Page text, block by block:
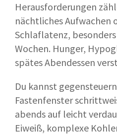
Herausforderungen
nächtliches Aufwachen
Schlaflatenz,
Wochen. Hunger,
spätes Abendessen
Du kannst
Fastenfenster
abends auf leicht
Eiweiß, komplexe